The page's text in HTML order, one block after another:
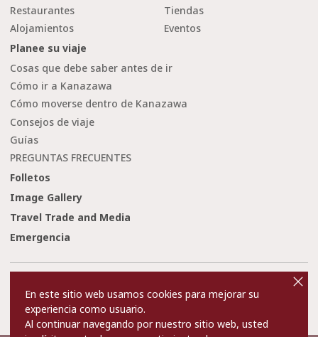
Restaurantes
Tiendas
Alojamientos
Eventos
Planee su viaje
Cosas que debe saber antes de ir
Cómo ir a Kanazawa
Cómo moverse dentro de Kanazawa
Consejos de viaje
Guías
PREGUNTAS FRECUENTES
Folletos
Image Gallery
Travel Trade and Media
Emergencia
Privacy and Cookie Policy
Sobre nosotros
Contact Us
En este sitio web usamos cookies para mejorar su
experiencia como usuario.
Al continuar navegando por nuestro sitio web, usted
cl
o
s